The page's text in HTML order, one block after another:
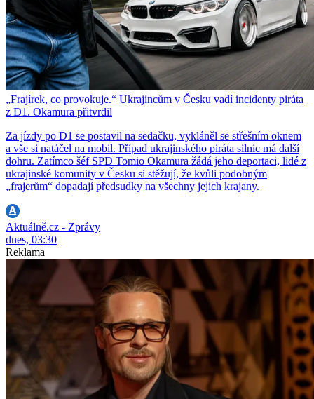
„Frajírek, co provokuje.“ Ukrajincům v Česku vadí incidenty piráta
z D1. Okamura přitvrdil
Za jízdy po D1 se postavil na sedačku, vykláněl se střešním oknem
a vše si natáčel na mobil. Případ ukrajinského piráta silnic má další
dohru. Zatímco šéf SPD Tomio Okamura žádá jeho deportaci, lidé z
ukrajinské komunity v Česku si stěžují, že kvůli podobným
„frajerům“ dopadají předsudky na všechny jejich krajany.
Aktuálně.cz - Zprávy
dnes, 03:30
Reklama